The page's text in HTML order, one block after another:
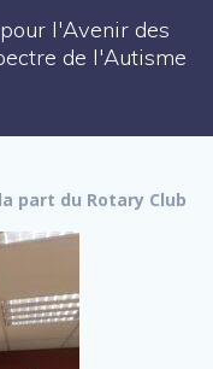
l'Avenir des
de l'Autisme
part du Rotary Club